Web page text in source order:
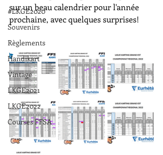
#LKGE2020
Souvenirs
Règlements
Handikart
Vintage
LKGE2021
LKGE2022
Courses FFSA
sur un beau calendrier pour l'année
prochaine, avec quelques surprises!